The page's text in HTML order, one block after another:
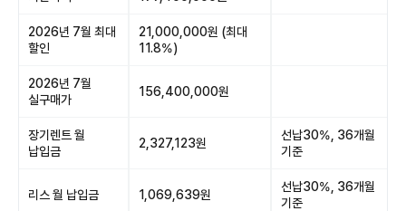
2026년 7월 최대
할인
21,000,000원 (최대
11.8%)
2026년 7월
실구매가
156,400,000원
장기렌트 월
납입금
2,327,123원
선납30%, 36개월
기준
리스 월 납입금 1,069,639원
선납30%, 36개월
기준